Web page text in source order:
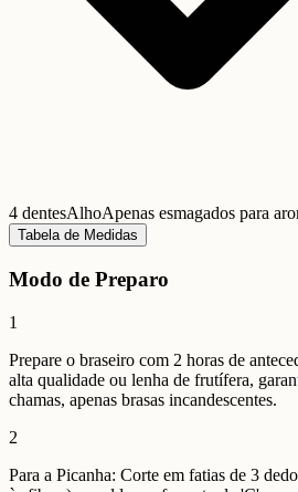
4 dentesAlhoApenas esmagados para
Tabela de Medidas
Modo de Preparo
1
Prepare o braseiro com 2 horas de
alta qualidade ou lenha de frutífera,
chamas, apenas brasas incandescentes.
2
Para a Picanha: Corte em fatias de 3